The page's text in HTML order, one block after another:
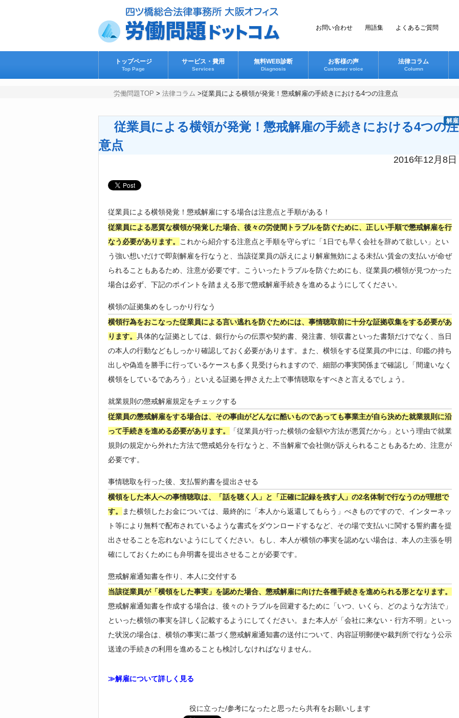
お問い合わせ 用語集 よくあるご質問
トップページ
Top Page
サービス・費用
Services
無料WEB診断
Diagnosis
お客様の声
Customer voice
法律コラム
Column
労働問題TOP > 法律コラム >従業員による横領が発覚！懲戒解雇の手続きにおける4つの注意点
従業員による横領が発覚！懲戒解雇の手続きにおける4つの注
意点
解雇
2016年12月8日
従業員による横領発覚！懲戒解雇にする場合は注意点と手順がある！
従業員による悪質な横領が発覚した場合、後々の労使間トラブルを防ぐために、正しい手順で懲戒解雇を行
なう必要があります。
これから紹介する注意点と手順を守らずに「1日でも早く会社を辞めて欲しい」とい
う強い想いだけで即刻解雇を行なうと、当該従業員の訴えにより解雇無効による未払い賃金の支払いが命ぜ
られることもあるため、注意が必要です。こういったトラブルを防ぐためにも、従業員の横領が見つかった
場合は必ず、下記のポイントを踏まえる形で懲戒解雇手続きを進めるようにしてください。
横領の証拠集めをしっかり行なう
横領行為をおこなった従業員による言い逃れを防ぐためには、事情聴取前に十分な証拠収集をする必要があ
ります。 具体的な証拠としては、銀行からの伝票や契約書、発注書、領収書といった書類だけでなく、当日
の本人の行動などもしっかり確認しておく必要があります。また、横領をする従業員の中には、印鑑の持ち
出しや偽造を勝手に行っているケースも多く見受けられますので、細部の事実関係まで確認し「間違いなく
横領をしているであろう」といえる証拠を押さえた上で事情聴取をすべきと言えるでしょう。
就業規則の懲戒解雇規定をチェックする
従業員の懲戒解雇をする場合は、その事由がどんなに酷いものであっても事業主が自ら決めた就業規則に沿
って手続きを進める必要があります。
「従業員が行った横領の金額や方法が悪質だから」という理由で就業
規則の規定から外れた方法で懲戒処分を行なうと、不当解雇で会社側が訴えられることもあるため、注意が
必要です。
事情聴取を行った後、支払誓約書を提出させる
横領をした本人への事情聴取は、「話を聴く人」と「正確に記録を残す人」の2名体制で行なうのが理想で
す。
また横領したお金については、最終的に「本人から返還してもらう」べきものですので、インターネッ
ト等により無料で配布されているような書式をダウンロードするなど、その場で支払いに関する誓約書を提
出させることを忘れないようにしてください。もし、本人が横領の事実を認めない場合は、本人の主張を明
確にしておくためにも弁明書を提出させることが必要です。
懲戒解雇通知書を作り、本人に交付する
当該従業員が「横領をした事実」を認めた場合、懲戒解雇に向けた各種手続きを進められる形となります。
懲戒解雇通知書を作成する場合は、後々のトラブルを回避するために「いつ、いくら、どのような方法で」
といった横領の事実を詳しく記載するようにしてください。また本人が「会社に来ない・行方不明」といっ
た状況の場合は、横領の事実に基づく懲戒解雇通知書の送付について、内容証明郵便や裁判所で行なう公示
送達の手続きの利用を進めることも検討しなければなりません。
≫解雇について詳しく見る